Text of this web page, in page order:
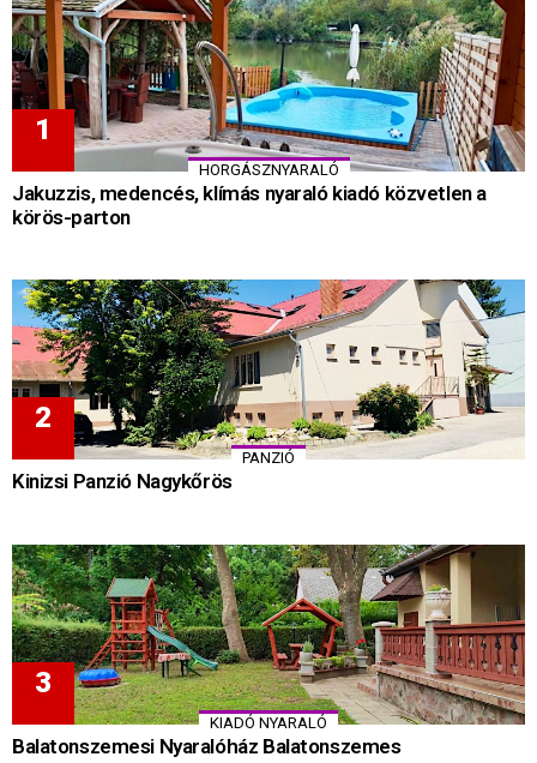
HORGÁSZNYARALÓ
Jakuzzis, medencés, klímás nyaraló kiadó közvetlen a
körös-parton
PANZIÓ
Kinizsi Panzió Nagykőrös
KIADÓ NYARALÓ
Balatonszemesi Nyaralóház Balatonszemes